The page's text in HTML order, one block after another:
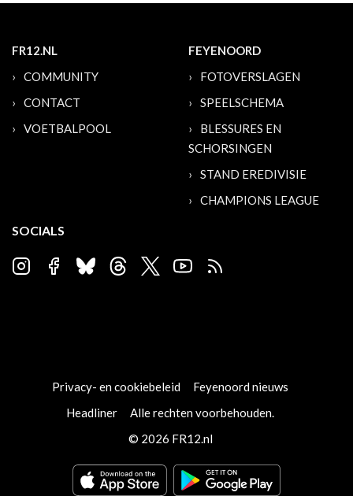
FR12.NL
COMMUNITY
CONTACT
VOETBALPOOL
FEYENOORD
FOTOVERSLAGEN
SPEELSCHEMA
BLESSURES EN
SCHORSINGEN
STAND EREDIVISIE
CHAMPIONS LEAGUE
SOCIALS
Privacy- en cookiebeleid
Feyenoord nieuws
Headliner
Alle rechten voorbehouden.
© 2026 FR12.nl